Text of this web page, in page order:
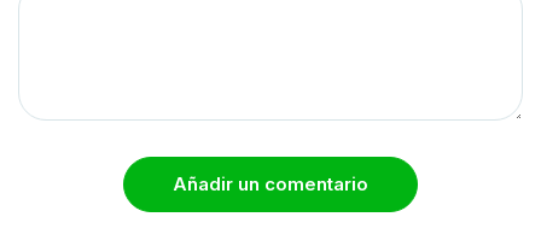
Añadir un comentario